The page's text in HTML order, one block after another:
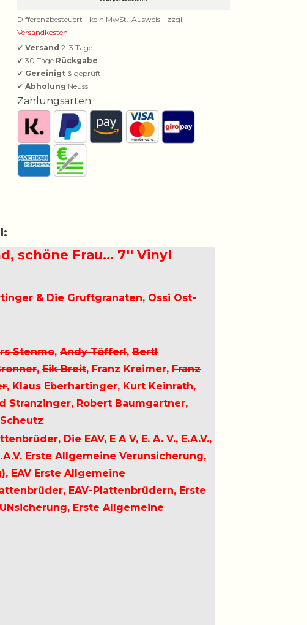
Differenzbesteuert - kein MwSt.-Ausweis - zzgl.
Versandkosten
✔ Versand 2–3 Tage
✔ 30 Tage Rückgabe
✔ Gereinigt & geprüft
✔ Abholung Neuss
Zahlungsarten:
schöne Frau… 7'' Vinyl
& Die Gruftgranaten, Ossi Ost-
Stenmo, Andy Töfferl, Bertl
, Eik Breit, Franz Kreimer, Franz
, Klaus Eberhartinger, Kurt Keinrath,
Stranzinger, Robert Baumgartner,
Die EAV, E A V, E. A. V., E.A.V.,
Erste Allgemeine Verunsicherung,
EAV Erste Allgemeine
EAV-Plattenbrüdern, Erste
Erste Allgemeine